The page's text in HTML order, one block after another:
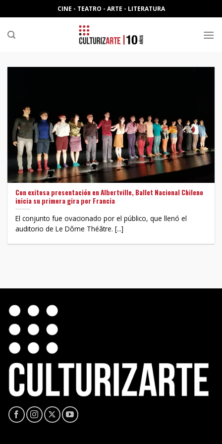
to
content
CINE - TEATRO - ARTE - LITERATURA
Con exitosa presentación en Albertville, Ballet Nacional Chileno
inicia su primera gira por Francia
El conjunto fue ovacionado por el público, que llenó el
auditorio de Le Dôme Théâtre. [...]